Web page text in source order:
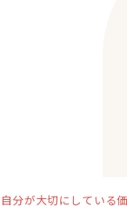
自分が大切にしている